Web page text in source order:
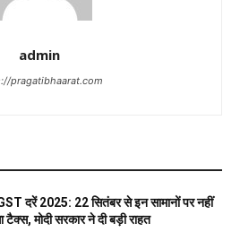
admin
pragatibhaarat.com
दरें 2025: 22 सितंबर से इन सामानों पर नहीं
टैक्स, मोदी सरकार ने दी बड़ी राहत